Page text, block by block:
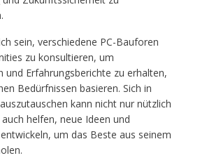
sein, verschiedene PC-Bauforen
zu konsultieren, um
und Erfahrungsberichte zu erhalten,
Bedürfnissen basieren. Sich in
kann nicht nur nützlich
helfen, neue Ideen und
um das Beste aus seinem